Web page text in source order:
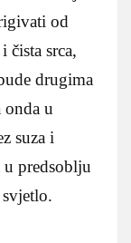
od
čista srca,
drugima
u
suza i
predsoblju